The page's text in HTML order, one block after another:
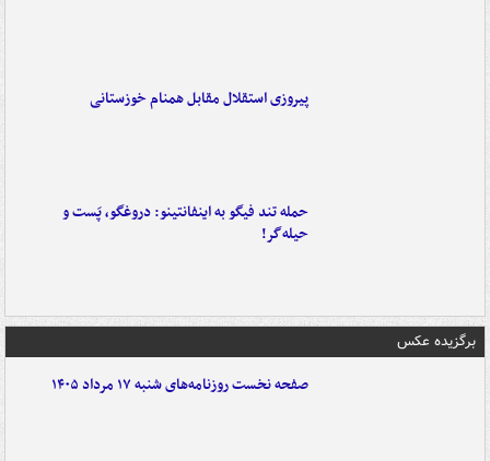
پیروزی استقلال مقابل همنام خوزستانی
حمله تند فیگو به اینفانتینو: دروغگو، پَست‌ و
حیله‌گر!
برگزیده عکس
صفحه نخست روزنامه‌های شنبه ۱۷ مرداد ۱۴۰۵